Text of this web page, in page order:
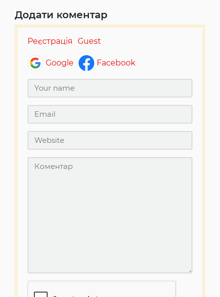
Додати коментар
Реєстрація Guest
Google Facebook